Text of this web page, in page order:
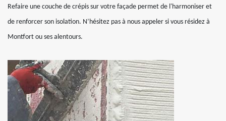
Refaire une couche de crépis sur votre façade permet de l'harmoniser et
de renforcer son isolation. N’hésitez pas à nous appeler si vous résidez à
Montfort ou ses alentours.